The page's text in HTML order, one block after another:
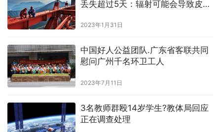
丢失超过5天：辐射可能会导致皮肤
2023年1月31日
中国好人公益团队.广东省客联共同
慰问广州千名环卫工人
2023年7月11日
3名教师群殴14岁学生?教体局回应
正在调查处理